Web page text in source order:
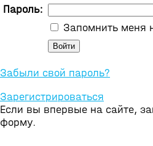
Пароль:
Запомнить меня
Забыли свой пароль?
Зарегистрироваться
Если вы впервые на сайте,
форму.